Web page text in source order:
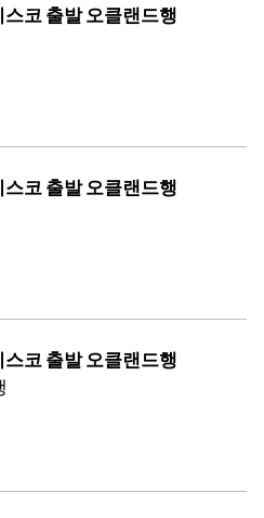
코 출발 오클랜드행
코 출발 오클랜드행
코 출발 오클랜드행